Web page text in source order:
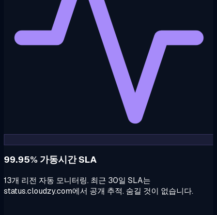
99.95% 가동시간 SLA
13개 리전 자동 모니터링. 최근 30일 SLA는
status.cloudzy.com에서 공개 추적. 숨길 것이 없습니다.